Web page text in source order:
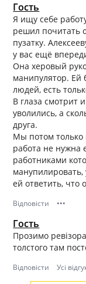
Гость
Я ищу себе
решил почитать
пузатку.
у вас ещё
Она херовый
манипулятор. Ей
людей, есть
В глаза смотрит
уволились, а
друга.
Мы потом только
работа не нужна
работниками
ей ответить, что
Відповісти •••
Гость
Прозимо
толстого там
Відповісти Усі